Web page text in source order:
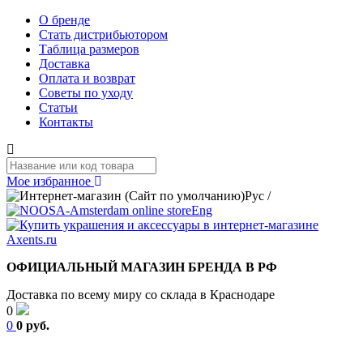
О бренде
Стать дистрибьютором
Таблица размеров
Доставка
Оплата и возврат
Советы по уходу
Статьи
Контакты
Мое избранное
Рус /
Eng
ОФИЦИАЛЬНЫЙ МАГАЗИН БРЕНДА В РФ
Доставка по всему миру со склада в Краснодаре
0
0 0 руб.